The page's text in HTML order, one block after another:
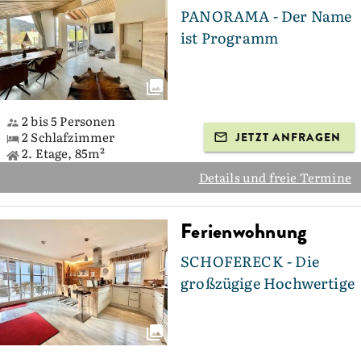
PANORAMA - Der Name
ist Programm
2 bis 5 Personen
2 Schlafzimmer
2. Etage, 85m²
JETZT ANFRAGEN
Details und freie Termine
Ferienwohnung
SCHOFERECK - Die
großzügige Hochwertige